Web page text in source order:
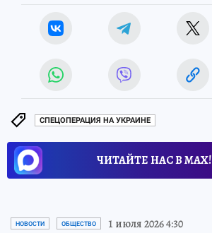
СПЕЦОПЕРАЦИЯ НА УКРАИНЕ
ЧИТАЙТЕ НАС В МАХ!
НОВОСТИ ОБЩЕСТВО 1 июля 2026 4:30